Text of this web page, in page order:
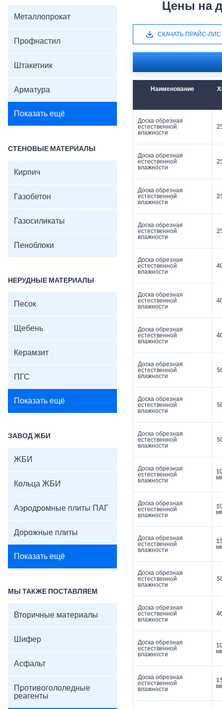
Металлопрокат
Профнастил
Штакетник
Арматура
Показать ещё
СТЕНОВЫЕ МАТЕРИАЛЫ
Кирпич
Газобетон
Газосиликаты
Пеноблоки
НЕРУДНЫЕ МАТЕРИАЛЫ
Песок
Щебень
Керамзит
ПГС
Показать ещё
ЗАВОД ЖБИ
ЖБИ
Кольца ЖБИ
Аэродромные плиты ПАГ
Дорожные плиты
Показать ещё
МЫ ТАКЖЕ ПОСТАВЛЯЕМ
Вторичные материалы
Шифер
Асфальт
Противогололедные
реагенты
Цены на
СКАЧАТЬ ПРАЙС-
Наименование
Доска обрезная
естественной
влажности
Доска обрезная
естественной
влажности
Доска обрезная
естественной
влажности
Доска обрезная
естественной
влажности
Доска обрезная
естественной
влажности
Доска обрезная
естественной
влажности
Доска обрезная
естественной
влажности
Доска обрезная
естественной
влажности
Доска обрезная
естественной
влажности
Доска обрезная
естественной
влажности
Доска обрезная
естественной
влажности
Доска обрезная
естественной
влажности
Доска обрезная
естественной
влажности
Доска обрезная
естественной
влажности
Доска обрезная
естественной
влажности
Доска обрезная
естественной
влажности
Доска обрезная
естественной
влажности